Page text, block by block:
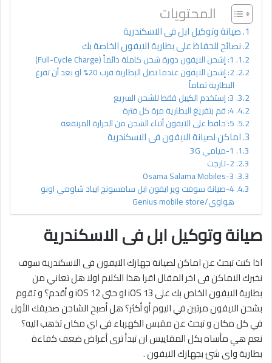
المحتويات
صيانة وتوكيل ابل فى الاسكندرية
نصائح للحفاظ على بطارية الايفون الخاصة بك
1: إشحن الايفون دورة شحن كاملة دائماً (Full-Cycle Charge)
2: إشحن الايفون عندما تصل البطارية قرب 20% او بعد أن تفرغ
البطارية تماماً
3: إستخدم الكيبل فقط للشحن السريع
4: قم بتفريغ البطارية مرة كل فترة
5: حافظ على الايفون أثناء الشحن من الحرارة المرتفعة
اماكن لصيانة الايفون فى الاسكندرية
1-ميامي 3G
2-تارجت
3-Osama Salama Mobiles
4-صيانة سوفت وير ايفون ابل سامسونج ايباد شاومي اوبو
هواوي/Genius mobile store
صيانة وتوكيل ابل فى الاسكندرية
اذا كنت تبحث عن اماكن لصيانة جهازك الايفون فى الاسكندرية سوف
نخبرك الاماكن فى اخر المقال اقرا هذا الكلام اولا هل تعاني من
بطارية الايفون الخاص بك على iOS 13 او حتى iOS 12 و أقدم؟ و تقوم
بشحن الايفون مرتين في اليوم أو أكثر؟ هل أصبح الشاحن صديقك الأول
في كل مكان و تبحث عن مقبس الكهرباء في اي مكان تذهب اليه؟
نعم هي مأساه بكل المقاييس ان تبدأ ترى أعراض ضعف كفاءة
بطارية واى شئ بجهازك الايفون .